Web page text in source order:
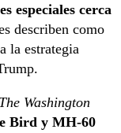
especiales cerca
describen como
la estrategia
The Washington
Bird y MH-60